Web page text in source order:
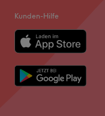
Kunden-Hilfe